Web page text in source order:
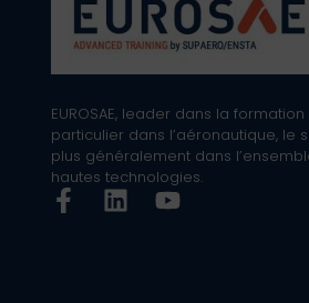
EUROSAE, leader dans la
particulier dans l’aéronautique, le
plus généralement dans
hautes technologies.